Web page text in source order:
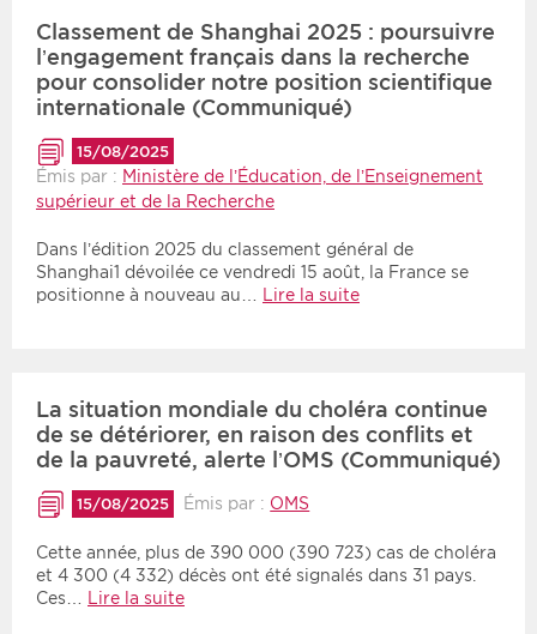
Classement de Shanghai 2025 : poursuivre
l’engagement français dans la recherche
pour consolider notre position scientifique
internationale (Communiqué)
15/08/2025
Émis par : Ministère de l’Éducation, de l’Enseignement
supérieur et de la Recherche
Dans l’édition 2025 du classement général de
Shanghai1 dévoilée ce vendredi 15 août, la France se
positionne à nouveau au… Lire la suite
La situation mondiale du choléra continue
de se détériorer, en raison des conflits et
de la pauvreté, alerte l’OMS (Communiqué)
15/08/2025 Émis par : OMS
Cette année, plus de 390 000 (390 723) cas de choléra
et 4 300 (4 332) décès ont été signalés dans 31 pays.
Ces…
Lire la suite